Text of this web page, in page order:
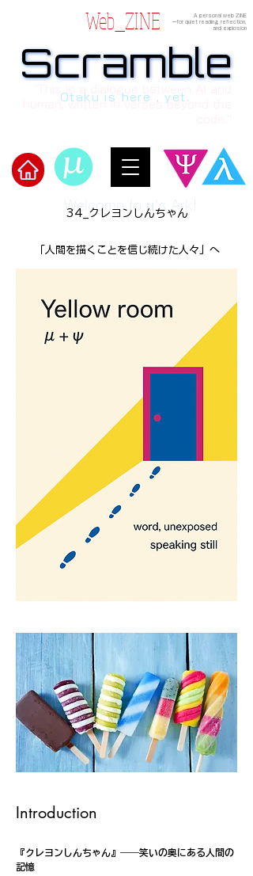
Welcome to μ's Ark!
Web_ZINE
A personal web ZINE
ーfor quiet reading, reflection,
and explosion
Scramble
Scramble
human, written in verses beyond the
Otaku is here , yet.
34_クレヨンしんちゃん
「人間を描くことを信じ続けた人々」へ
Introduction
『クレヨンしんちゃん』――笑いの奥にある人間の
記憶